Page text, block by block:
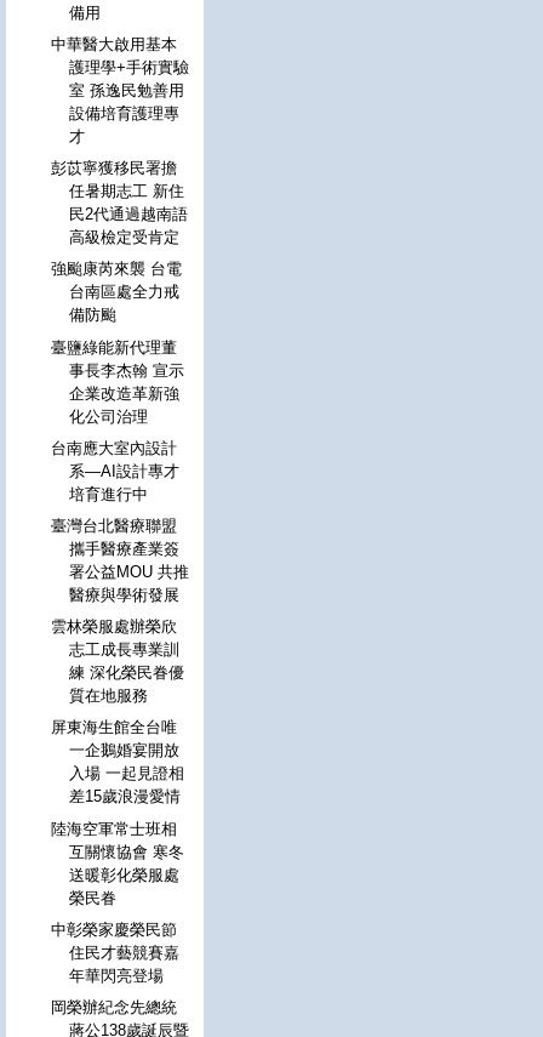
備用
中華醫大啟用基本
護理學+手術實驗
室 孫逸民勉善用
設備培育護理專
才
彭苡寧獲移民署擔
任暑期志工 新住
民2代通過越南語
高級檢定受肯定
強颱康芮來襲 台電
台南區處全力戒
備防颱
臺鹽綠能新代理董
事長李杰翰 宣示
企業改造革新強
化公司治理
台南應大室內設計
系—AI設計專才
培育進行中
臺灣台北醫療聯盟
攜手醫療產業簽
署公益MOU 共推
醫療與學術發展
雲林榮服處辦榮欣
志工成長專業訓
練 深化榮民眷優
質在地服務
屏東海生館全台唯
一企鵝婚宴開放
入場 一起見證相
差15歲浪漫愛情
陸海空軍常士班相
互關懷協會 寒冬
送暖彰化榮服處
榮民眷
中彰榮家慶榮民節
住民才藝競賽嘉
年華閃亮登場
岡榮辦紀念先總統
蔣公138歲誕辰暨